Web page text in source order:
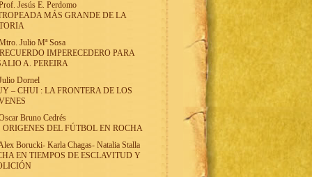
Jesús E. Perdomo
MÁS GRANDE DE LA
Julio Mª Sosa
IMPERECEDERO PARA
A. PEREIRA
Dornel
– CHUI : LA FRONTERA DE LOS
Bruno Cedrés
ORIGENES DEL FÚTBOL EN ROCHA
Borucki- Karla Chagas- Natalia Stalla
EN TIEMPOS DE ESCLAVITUD Y